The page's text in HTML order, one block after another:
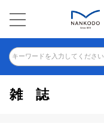
キーワードを入力してください
雑誌